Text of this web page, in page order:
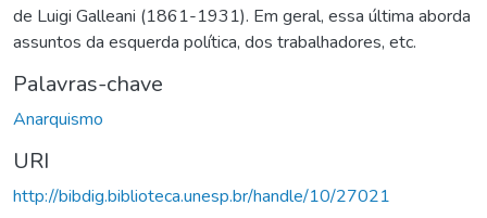
de Luigi Galleani (1861-1931). Em geral, essa última aborda
assuntos da esquerda política, dos trabalhadores, etc.
Palavras-chave
Anarquismo
URI
http://bibdig.biblioteca.unesp.br/handle/10/27021